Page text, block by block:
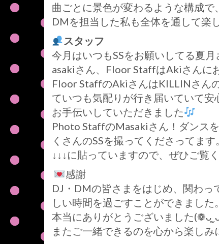
曲ごとに景色が変わるような構成で
DMを担当した私も全体を通して楽
スタッフ
今月はいつもSSをお願いしてる夏
asakiさん、Floor StaffはAkiさんに
Floor StaffのAkiさんはKILLINさん
ていつも気配りが行き届いていて
お手伝いしていただきました
Photo StaffのMasakiさん！ダンス
くさんのSSを撮ってくださってます。
↓↓↓に貼っていますので、ぜひご覧
感謝
DJ・DMの皆さまをはじめ、関わっ
しい時間を過ごすことができました。
本当にありがとうございました
またご一緒できるのを心から楽しみ